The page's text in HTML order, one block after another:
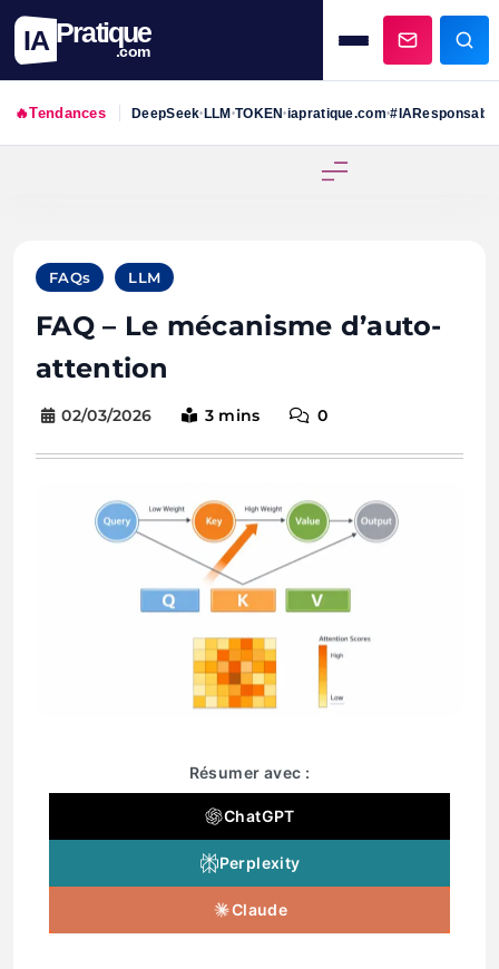
IA Pratique
.com
🔥Tendances DeepSeek•LLM•TOKEN•iapratique.com•#IAResponsable
FAQs LLM
FAQ – Le mécanisme d’auto-
attention
02/03/2026 3 mins 0
Résumer avec :
ChatGPT
Perplexity
Claude